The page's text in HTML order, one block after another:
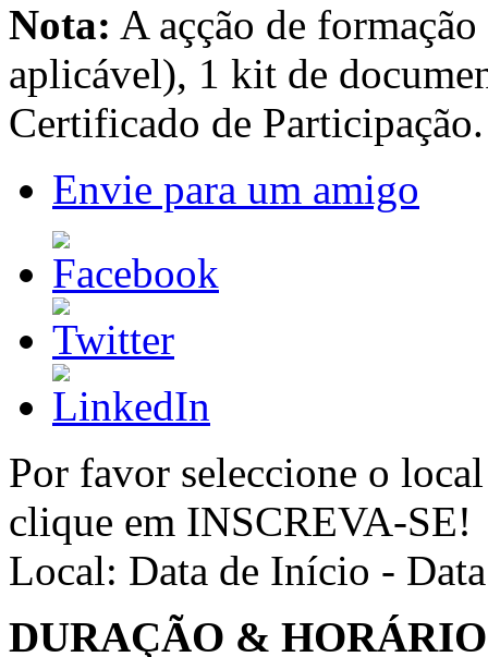
Nota: A açção de
aplicável), 1 kit de
Certificado de Participação.
Envie para um amigo
Por favor seleccione o
clique em INSCREVA-SE!
Local: Data de Início -
DURAÇÃO & HORÁRIO